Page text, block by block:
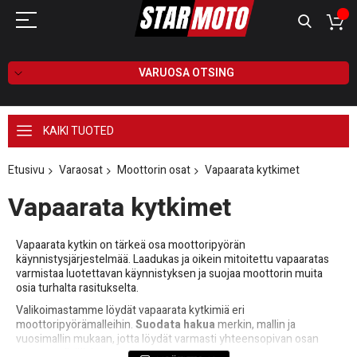
VARUOSA OTSING
KAIKI TUOTED
Etusivu Varaosat Moottorin osat Vapaarata kytkimet
Vapaarata kytkimet
Vapaarata kytkin on tärkeä osa moottoripyörän
käynnistysjärjestelmää. Laadukas ja oikein mitoitettu vapaaratas
varmistaa luotettavan käynnistyksen ja suojaa moottorin muita
osia turhalta rasitukselta.
Valikoimastamme löydät vapaarata kytkimiä eri
moottoripyörämalleihin.Suodata hakuamerkin, mallin ja
vuosimallin mukaan, jotta löydät varmasti yhteensopivan osan